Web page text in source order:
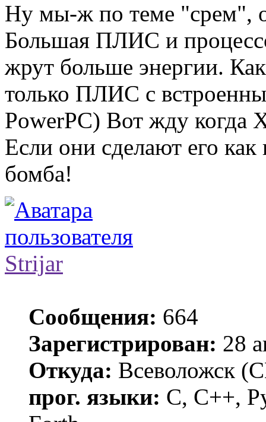
Ну мы-ж по теме "срем",
Большая ПЛИС и
жрут больше энергии.
только ПЛИС с
PowerPC) Вот жду когда
Если они сделают его
бомба!
Strijar
Сообщения: 664
Зарегистрирован: 28
Откуда: Всеволожск
прог. языки: С, C++,